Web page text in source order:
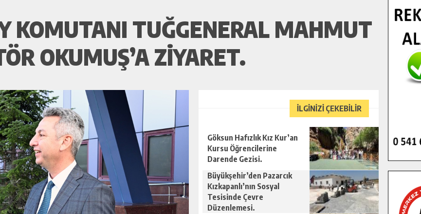
KOMUTANI TUĞGENERAL MAHMUT
OKUMUŞ’A ZIYARET.
İLGİNİZİ ÇEKEBİLİR
Göksun Hafızlık Kız Kur’an
Kursu Öğrencilerine
Darende Gezisi.
Büyükşehir’den Pazarcık
Kızkapanlı’nın Sosyal
Tesisinde Çevre
Düzenlemesi.